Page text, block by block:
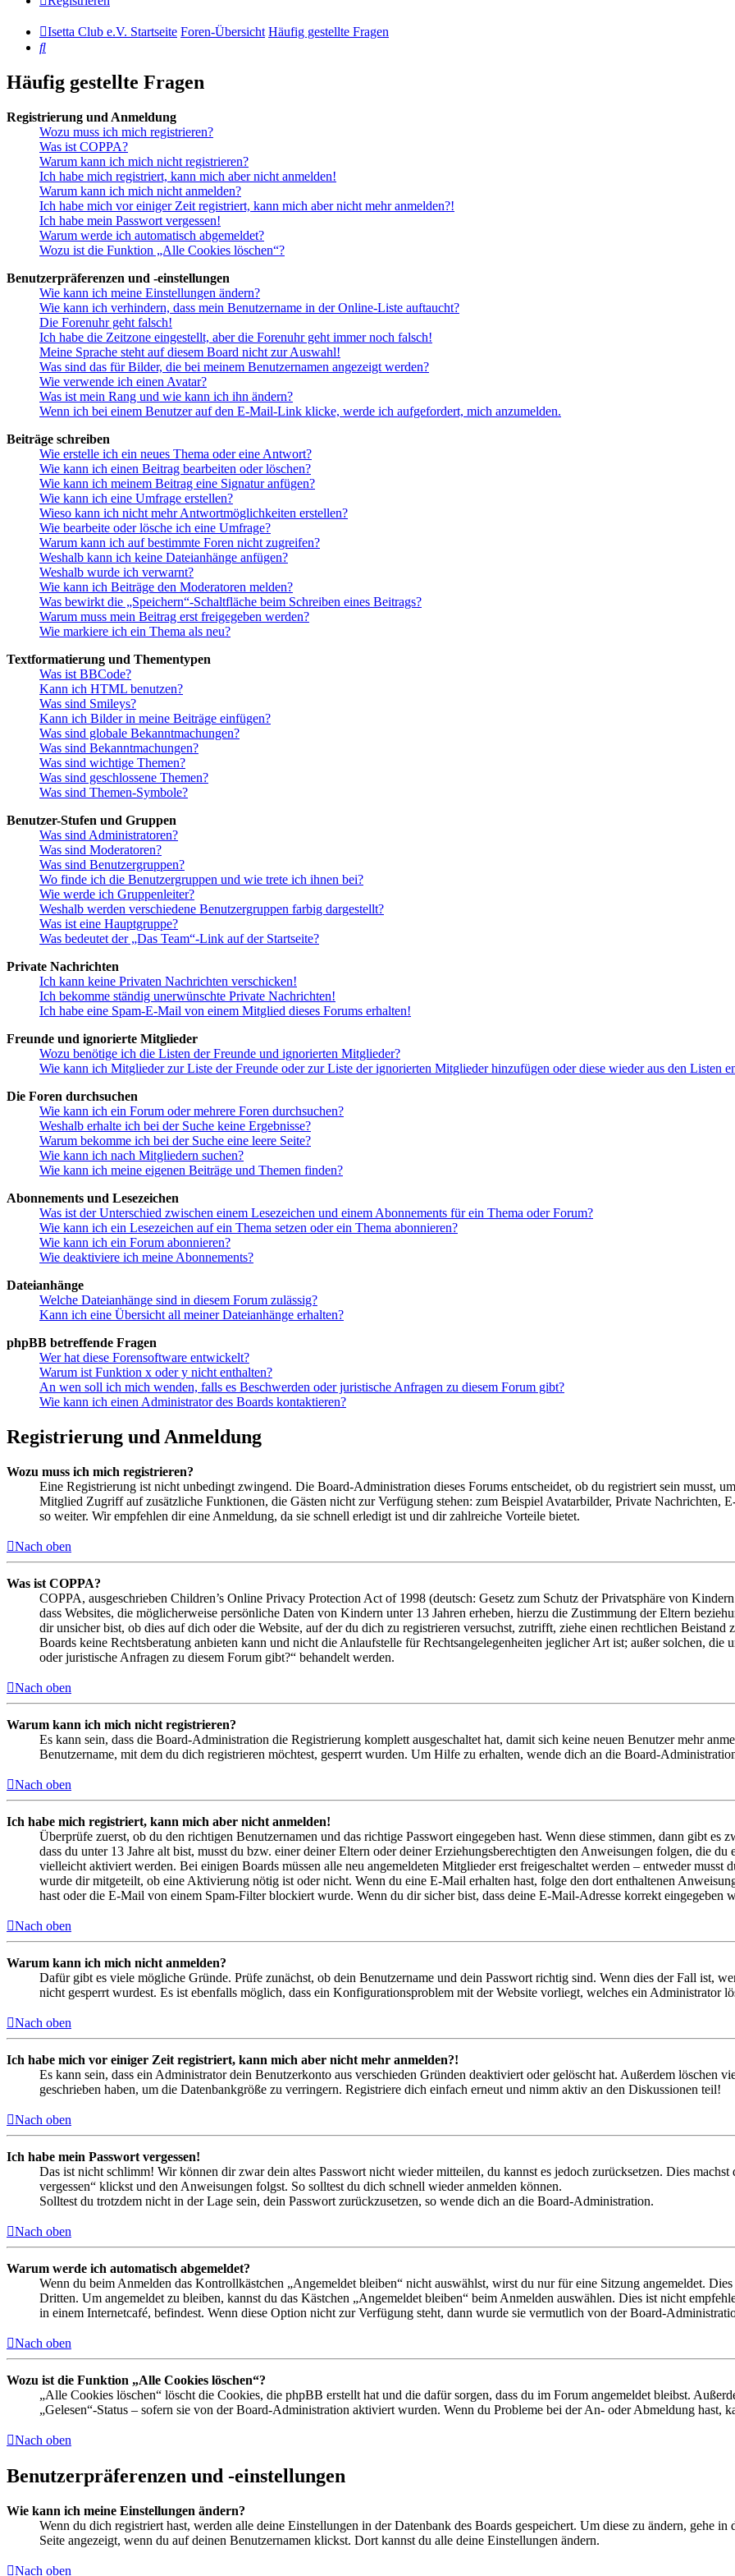
Isetta Club e.V. Startseite Foren-Übersicht Häufig gestellte Fragen
Suche
Häufig gestellte Fragen
Registrierung und Anmeldung
Wozu muss ich mich registrieren?
Was ist COPPA?
Warum kann ich mich nicht registrieren?
Ich habe mich registriert, kann mich aber nicht anmelden!
Warum kann ich mich nicht anmelden?
Ich habe mich vor einiger Zeit registriert, kann mich aber nicht mehr anmelden?!
Ich habe mein Passwort vergessen!
Warum werde ich automatisch abgemeldet?
Wozu ist die Funktion „Alle Cookies löschen“?
Benutzerpräferenzen und -einstellungen
Wie kann ich meine Einstellungen ändern?
Wie kann ich verhindern, dass mein Benutzername in der Online-Liste auftaucht?
Die Forenuhr geht falsch!
Ich habe die Zeitzone eingestellt, aber die Forenuhr geht immer noch falsch!
Meine Sprache steht auf diesem Board nicht zur Auswahl!
Was sind das für Bilder, die bei meinem Benutzernamen angezeigt werden?
Wie verwende ich einen Avatar?
Was ist mein Rang und wie kann ich ihn ändern?
Wenn ich bei einem Benutzer auf den E-Mail-Link klicke, werde ich aufgefordert, mich anzumelden.
Beiträge schreiben
Wie erstelle ich ein neues Thema oder eine Antwort?
Wie kann ich einen Beitrag bearbeiten oder löschen?
Wie kann ich meinem Beitrag eine Signatur anfügen?
Wie kann ich eine Umfrage erstellen?
Wieso kann ich nicht mehr Antwortmöglichkeiten erstellen?
Wie bearbeite oder lösche ich eine Umfrage?
Warum kann ich auf bestimmte Foren nicht zugreifen?
Weshalb kann ich keine Dateianhänge anfügen?
Weshalb wurde ich verwarnt?
Wie kann ich Beiträge den Moderatoren melden?
Was bewirkt die „Speichern“-Schaltfläche beim Schreiben eines Beitrags?
Warum muss mein Beitrag erst freigegeben werden?
Wie markiere ich ein Thema als neu?
Textformatierung und Thementypen
Was ist BBCode?
Kann ich HTML benutzen?
Was sind Smileys?
Kann ich Bilder in meine Beiträge einfügen?
Was sind globale Bekanntmachungen?
Was sind Bekanntmachungen?
Was sind wichtige Themen?
Was sind geschlossene Themen?
Was sind Themen-Symbole?
Benutzer-Stufen und Gruppen
Was sind Administratoren?
Was sind Moderatoren?
Was sind Benutzergruppen?
Wo finde ich die Benutzergruppen und wie trete ich ihnen bei?
Wie werde ich Gruppenleiter?
Weshalb werden verschiedene Benutzergruppen farbig dargestellt?
Was ist eine Hauptgruppe?
Was bedeutet der „Das Team“-Link auf der Startseite?
Private Nachrichten
Ich kann keine Privaten Nachrichten verschicken!
Ich bekomme ständig unerwünschte Private Nachrichten!
Ich habe eine Spam-E-Mail von einem Mitglied dieses Forums erhalten!
Freunde und ignorierte Mitglieder
Wozu benötige ich die Listen der Freunde und ignorierten Mitglieder?
Wie kann ich Mitglieder zur Liste der Freunde oder zur Liste der ignorierten Mitglieder hinzufügen oder diese wieder aus den Listen
Die Foren durchsuchen
Wie kann ich ein Forum oder mehrere Foren durchsuchen?
Weshalb erhalte ich bei der Suche keine Ergebnisse?
Warum bekomme ich bei der Suche eine leere Seite?
Wie kann ich nach Mitgliedern suchen?
Wie kann ich meine eigenen Beiträge und Themen finden?
Abonnements und Lesezeichen
Was ist der Unterschied zwischen einem Lesezeichen und einem Abonnements für ein Thema oder Forum?
Wie kann ich ein Lesezeichen auf ein Thema setzen oder ein Thema abonnieren?
Wie kann ich ein Forum abonnieren?
Wie deaktiviere ich meine Abonnements?
Dateianhänge
Welche Dateianhänge sind in diesem Forum zulässig?
Kann ich eine Übersicht all meiner Dateianhänge erhalten?
phpBB betreffende Fragen
Wer hat diese Forensoftware entwickelt?
Warum ist Funktion x oder y nicht enthalten?
An wen soll ich mich wenden, falls es Beschwerden oder juristische Anfragen zu diesem Forum gibt?
Wie kann ich einen Administrator des Boards kontaktieren?
Registrierung und Anmeldung
Wozu muss ich mich registrieren?
Eine Registrierung ist nicht unbedingt zwingend. Die Board-Administration dieses Forums entscheidet, ob du registriert sein musst,
Mitglied Zugriff auf zusätzliche Funktionen, die Gästen nicht zur Verfügung stehen: zum Beispiel Avatarbilder, Private Nachrichten,
so weiter. Wir empfehlen dir eine Anmeldung, da sie schnell erledigt ist und dir zahlreiche Vorteile bietet.
Nach oben
Was ist COPPA?
COPPA, ausgeschrieben Children’s Online Privacy Protection Act of 1998 (deutsch: Gesetz zum Schutz der Privatsphäre von
dass Websites, die möglicherweise persönliche Daten von Kindern unter 13 Jahren erheben, hierzu die Zustimmung der Eltern
dir unsicher bist, ob dies auf dich oder die Website, auf der du dich zu registrieren versuchst, zutrifft, ziehe einen rechtlichen
Boards keine Rechtsberatung anbieten kann und nicht die Anlaufstelle für Rechtsangelegenheiten jeglicher Art ist; außer solchen,
oder juristische Anfragen zu diesem Forum gibt?“ behandelt werden.
Nach oben
Warum kann ich mich nicht registrieren?
Es kann sein, dass die Board-Administration die Registrierung komplett ausgeschaltet hat, damit sich keine neuen Benutzer mehr
Benutzername, mit dem du dich registrieren möchtest, gesperrt wurden. Um Hilfe zu erhalten, wende dich an die Board-
Nach oben
Ich habe mich registriert, kann mich aber nicht anmelden!
Überprüfe zuerst, ob du den richtigen Benutzernamen und das richtige Passwort eingegeben hast. Wenn diese stimmen, dann gibt es
dass du unter 13 Jahre alt bist, musst du bzw. einer deiner Eltern oder deiner Erziehungsberechtigten den Anweisungen folgen, die
vielleicht aktiviert werden. Bei einigen Boards müssen alle neu angemeldeten Mitglieder erst freigeschaltet werden – entweder musst
wurde dir mitgeteilt, ob eine Aktivierung nötig ist oder nicht. Wenn du eine E-Mail erhalten hast, folge den dort enthaltenen
hast oder die E-Mail von einem Spam-Filter blockiert wurde. Wenn du dir sicher bist, dass deine E-Mail-Adresse korrekt eingegeben
Nach oben
Warum kann ich mich nicht anmelden?
Dafür gibt es viele mögliche Gründe. Prüfe zunächst, ob dein Benutzername und dein Passwort richtig sind. Wenn dies der Fall ist,
nicht gesperrt wurdest. Es ist ebenfalls möglich, dass ein Konfigurationsproblem mit der Website vorliegt, welches ein Administrator
Nach oben
Ich habe mich vor einiger Zeit registriert, kann mich aber nicht mehr anmelden?!
Es kann sein, dass ein Administrator dein Benutzerkonto aus verschieden Gründen deaktiviert oder gelöscht hat. Außerdem löschen
geschrieben haben, um die Datenbankgröße zu verringern. Registriere dich einfach erneut und nimm aktiv an den Diskussionen teil!
Nach oben
Ich habe mein Passwort vergessen!
Das ist nicht schlimm! Wir können dir zwar dein altes Passwort nicht wieder mitteilen, du kannst es jedoch zurücksetzen. Dies
vergessen“ klickst und den Anweisungen folgst. So solltest du dich schnell wieder anmelden können.
Solltest du trotzdem nicht in der Lage sein, dein Passwort zurückzusetzen, so wende dich an die Board-Administration.
Nach oben
Warum werde ich automatisch abgemeldet?
Wenn du beim Anmelden das Kontrollkästchen „Angemeldet bleiben“ nicht auswählst, wirst du nur für eine Sitzung angemeldet.
Dritten. Um angemeldet zu bleiben, kannst du das Kästchen „Angemeldet bleiben“ beim Anmelden auswählen. Dies ist nicht
in einem Internetcafé, befindest. Wenn diese Option nicht zur Verfügung steht, dann wurde sie vermutlich von der Board-
Nach oben
Wozu ist die Funktion „Alle Cookies löschen“?
„Alle Cookies löschen“ löscht die Cookies, die phpBB erstellt hat und die dafür sorgen, dass du im Forum angemeldet bleibst.
„Gelesen“-Status – sofern sie von der Board-Administration aktiviert wurden. Wenn du Probleme bei der An- oder Abmeldung hast,
Nach oben
Benutzerpräferenzen und -einstellungen
Wie kann ich meine Einstellungen ändern?
Wenn du dich registriert hast, werden alle deine Einstellungen in der Datenbank des Boards gespeichert. Um diese zu ändern, gehe
Seite angezeigt, wenn du auf deinen Benutzernamen klickst. Dort kannst du alle deine Einstellungen ändern.
Nach oben